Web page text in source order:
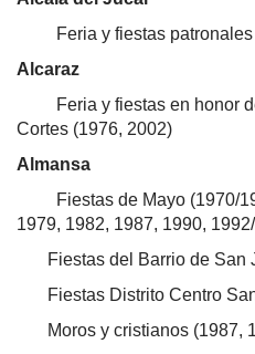
Feria y fiestas
Alcaraz
Feria y fiestas en honor
Cortes (1976, 2002)
Almansa
Fiestas de Mayo (1970/
1979, 1982, 1987, 1990,
Fiestas del Barrio de San
Fiestas Distrito Centro
Moros y cristianos (1987,